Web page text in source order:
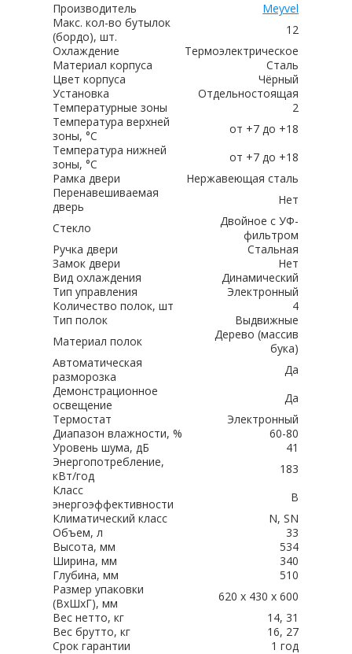
Производитель
Meyvel
Макс. кол-во бутылок
(бордо), шт.
12
Охлаждение
Термоэлектрическое
Материал корпуса
Сталь
Цвет корпуса
Чёрный
Установка
Отдельностоящая
Температурные зоны
2
Температура верхней
зоны, °C
от +7 до +18
Температура нижней
зоны, °C
от +7 до +18
Рамка двери
Нержавеющая сталь
Перенавешиваемая
дверь
Нет
Стекло
Двойное с УФ-
фильтром
Ручка двери
Стальная
Замок двери
Нет
Вид охлаждения
Динамический
Тип управления
Электронный
Количество полок, шт
4
Тип полок
Выдвижные
Материал полок
Дерево (массив
бука)
Автоматическая
разморозка
Да
Демонстрационное
освещение
Да
Термостат
Электронный
Диапазон влажности, %
60-80
Уровень шума, дБ
41
Энергопотребление,
кВт/год
183
Класс
энергоэффективности
B
Климатический класс
N, SN
Объем, л
33
Высота, мм
534
Ширина, мм
340
Глубина, мм
510
Размер упаковки
(ВxШxГ), мм
620 х 430 х 600
Вес нетто, кг
14, 31
Вес брутто, кг
16, 27
Срок гарантии
1 год